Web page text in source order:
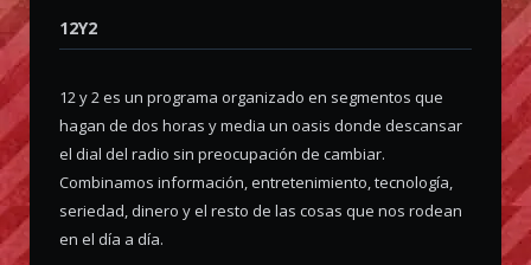
12Y2
12 y 2 es un programa organizado en segmentos que
hagan de dos horas y media un oasis donde descansar
el dial del radio sin preocupación de cambiar.
Combinamos información, entretenimiento, tecnología,
seriedad, dinero y el resto de las cosas que nos rodean
en el día a día.